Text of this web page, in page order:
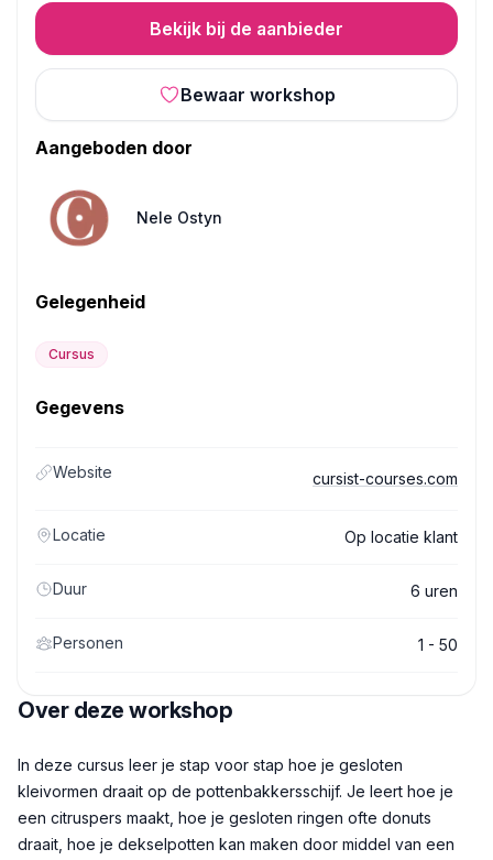
Bekijk bij de aanbieder
Bewaar workshop
Aangeboden door
Nele Ostyn
Gelegenheid
Cursus
Gegevens
Website cursist-courses.com
Locatie Op locatie klant
Duur 6 uren
Personen 1 - 50
Over deze workshop
Beschrijving
In deze cursus leer je stap voor stap hoe je gesloten
kleivormen draait op de pottenbakkersschijf. Je leert hoe je
een citruspers maakt, hoe je gesloten ringen ofte donuts
draait, hoe je dekselpotten kan maken door middel van een